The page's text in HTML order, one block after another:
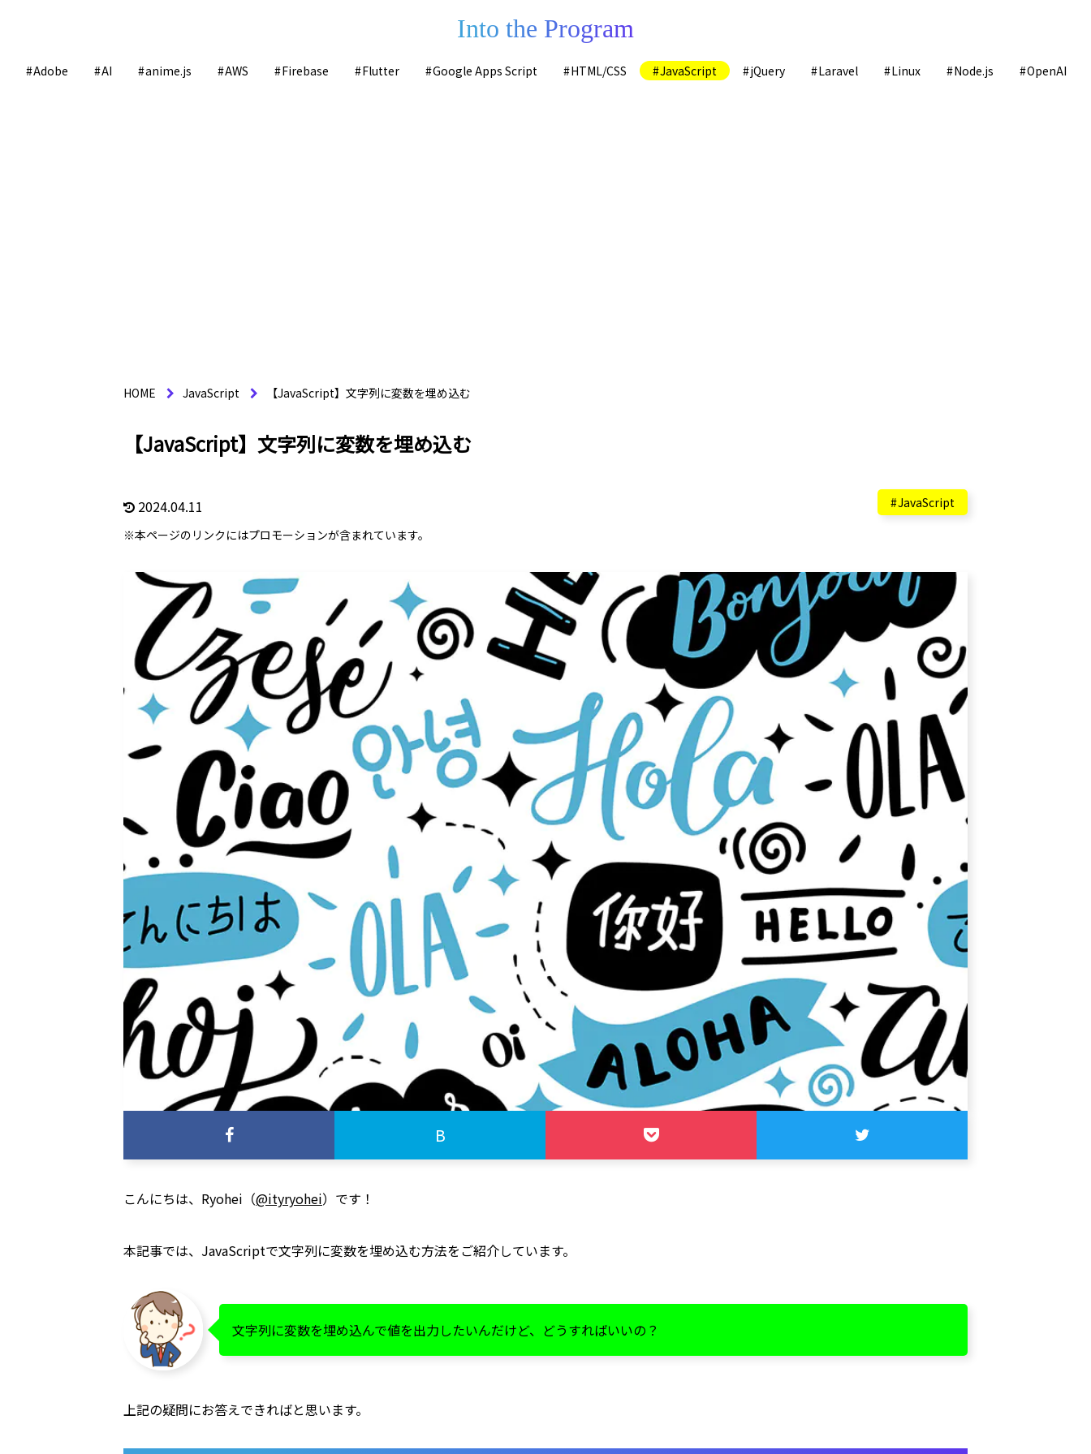
Into the Program
Adobe AI anime.js AWS Firebase Flutter Google Apps Script HTML/CSS JavaScript jQuery Laravel Linux Node.js OpenAI
HOME JavaScript 【JavaScript】文字列に変数を埋め込む
【JavaScript】文字列に変数を埋め込む
2024.04.11
JavaScript
※本ページのリンクにはプロモーションが含まれています。
B
こんにちは、Ryohei（@ityryohei）です！
本記事では、JavaScriptで文字列に変数を埋め込む方法をご紹介しています。
文字列に変数を埋め込んで値を出力したいんだけど、どうすればいいの？
上記の疑問にお答えできればと思います。